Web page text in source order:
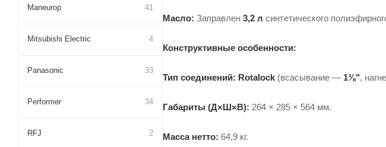
Масло: Заправлен 3,2 л синтетического
Конструктивные особенности:
Тип соединений: Rotalock (всасывание — 1⅜",
Габариты (Д×Ш×В): 264 × 285 × 564 мм.
Масса нетто: 64,9 кг.
Maneurop 41
Mitsubishi Electric 4
Panasonic 33
Performer 34
RFJ 2